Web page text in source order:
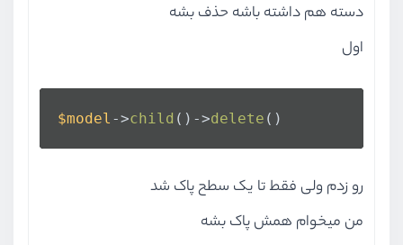
دسته هم داشته باشه حذف بشه
اول
$model ->child ()->delete ()
رو زدم ولی فقط تا یک سطح پاک شد
من میخوام همش پاک بشه